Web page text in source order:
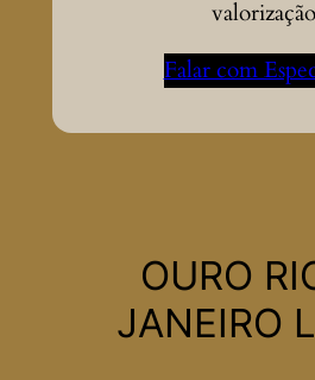
Falar com
OURO
JANEIRO